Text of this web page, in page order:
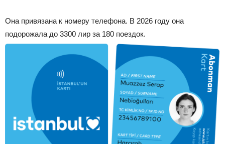
Она привязана к номеру телефона. В 2026 году она
подорожала до 3300 лир за 180 поездок.